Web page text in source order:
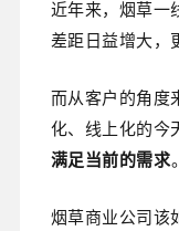
近年来，烟草一
差距日益增大，
而从客户的角度
化、线上化的今
满足当前的需求。
烟草商业公司该